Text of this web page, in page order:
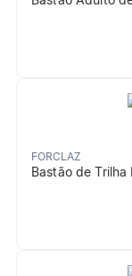
FORCLAZ
Bastão de